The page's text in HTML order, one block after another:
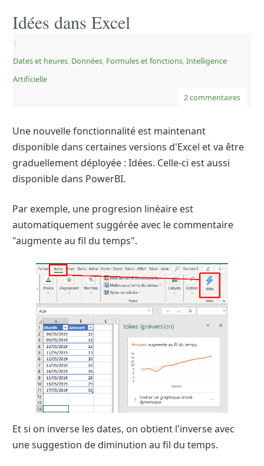
Idées dans Excel
Dates et heures, Données, Formules et fonctions, Intelligence
Artificielle
2 commentaires
Une nouvelle fonctionnalité est maintenant
disponible dans certaines versions d'Excel et va être
graduellement déployée : Idées. Celle-ci est aussi
disponible dans PowerBI.
Par exemple, une progresion linéaire est
automatiquement suggérée avec le commentaire
"augmente au fil du temps".
Et si on inverse les dates, on obtient l'inverse avec
une suggestion de diminution au fil du temps.